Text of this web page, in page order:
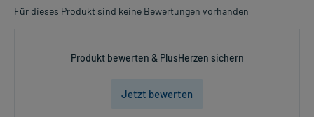
Für dieses Produkt sind keine Bewertungen vorhanden
Produkt bewerten & PlusHerzen sichern
Jetzt bewerten